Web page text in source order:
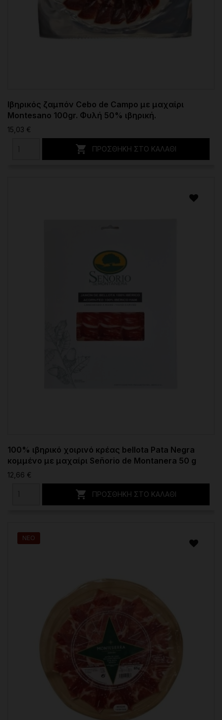
Ιβηρικός ζαμπόν Cebo de Campo με μαχαίρι
Montesano 100gr. Φυλή 50% ιβηρική.
15,03 €
 ΠΡΟΣΘΉΚΗ ΣΤΟ ΚΑΛΆΘΙ
100% ιβηρικό χοιρινό κρέας bellota Pata Negra
κομμένο με μαχαίρι Señorio de Montanera 50 g
12,66 €
 ΠΡΟΣΘΉΚΗ ΣΤΟ ΚΑΛΆΘΙ
ΝΈΟ